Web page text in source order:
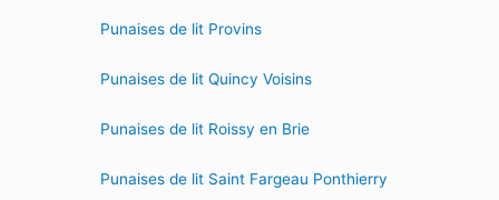
Punaises de lit Provins
Punaises de lit Quincy Voisins
Punaises de lit Roissy en Brie
Punaises de lit Saint Fargeau Ponthierry